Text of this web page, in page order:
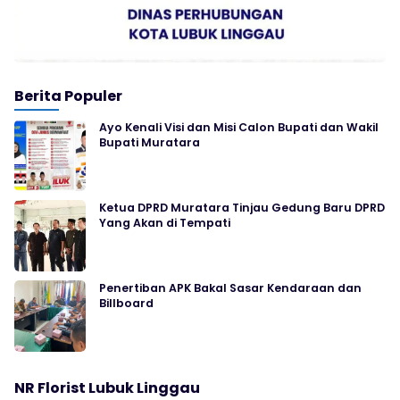
Berita Populer
Ayo Kenali Visi dan Misi Calon Bupati dan Wakil
Bupati Muratara
Ketua DPRD Muratara Tinjau Gedung Baru DPRD
Yang Akan di Tempati
Penertiban APK Bakal Sasar Kendaraan dan
Billboard
NR Florist Lubuk Linggau